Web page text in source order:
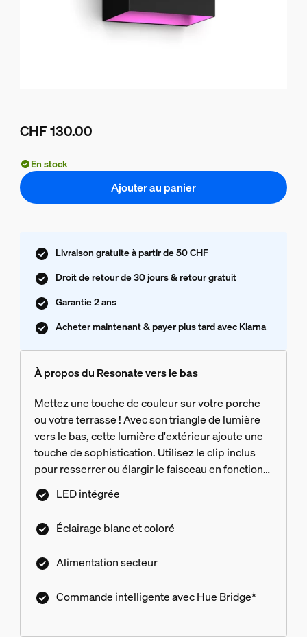
CHF 130.00
En stock
Ajouter au panier
Livraison gratuite à partir de 50 CHF
Droit de retour de 30 jours & retour gratuit
Garantie 2 ans
Acheter maintenant & payer plus tard avec Klarna
À propos du Resonate vers le bas
Mettez une touche de couleur sur votre porche
ou votre terrasse ! Avec son triangle de lumière
vers le bas, cette lumière d'extérieur ajoute une
touche de sophistication. Utilisez le clip inclus
pour resserrer ou élargir le faisceau en fonction
de votre espace.
LED intégrée
Éclairage blanc et coloré
Alimentation secteur
Commande intelligente avec Hue Bridge*